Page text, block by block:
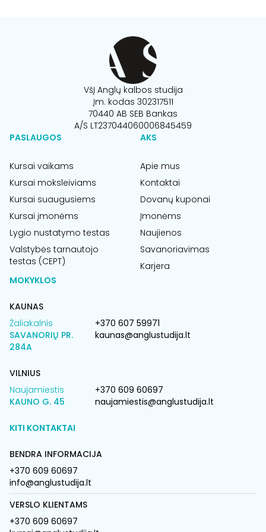
VšĮ Anglų kalbos studija
Įm. kodas 302317511
70440 AB SEB Bankas
A/S LT237044060006845459
PASLAUGOS
Kursai vaikams
Kursai moksleiviams
Kursai suaugusiems
Kursai įmonėms
Lygio nustatymo testas
Valstybės tarnautojo
testas (CEPT)
AKS
Apie mus
Kontaktai
Dovanų kuponai
Įmonėms
Naujienos
Savanoriavimas
Karjera
MOKYKLOS
KAUNAS
Žaliakalnis
SAVANORIŲ PR.
284A
+370 607 59971
kaunas@anglustudija.lt
VILNIUS
Naujamiestis
KAUNO G. 45
+370 609 60697
naujamiestis@anglustudija.lt
KITI KONTAKTAI
BENDRA INFORMACIJA
+370 609 60697
info@anglustudija.lt
VERSLO KLIENTAMS
+370 609 60697